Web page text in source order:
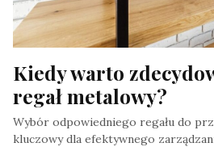
Kiedy warto
regał metalowy?
Wybór odpowiedniego regału do
kluczowy dla efektywnego